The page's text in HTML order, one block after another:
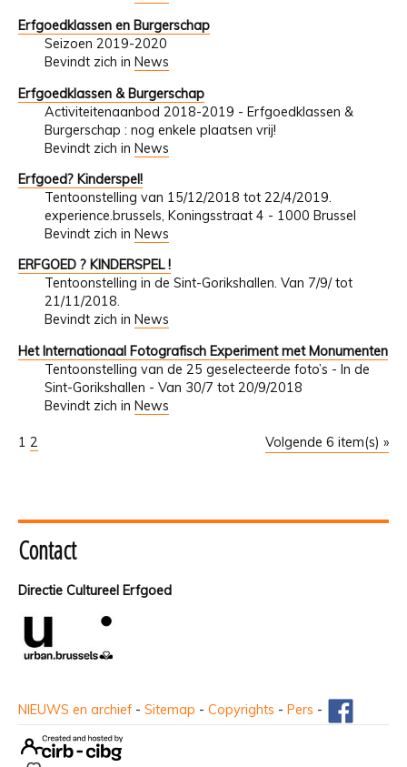
Erfgoedklassen en Burgerschap
Seizoen 2019-2020
Bevindt zich in News
Erfgoedklassen & Burgerschap
Activiteitenaanbod 2018-2019 - Erfgoedklassen &
Burgerschap : nog enkele plaatsen vrij!
Bevindt zich in News
Erfgoed? Kinderspel!
Tentoonstelling van 15/12/2018 tot 22/4/2019.
experience.brussels, Koningsstraat 4 - 1000 Brussel
Bevindt zich in News
ERFGOED ? KINDERSPEL !
Tentoonstelling in de Sint-Gorikshallen. Van 7/9/ tot
21/11/2018.
Bevindt zich in News
Het Internationaal Fotografisch Experiment met Monumenten
Tentoonstelling van de 25 geselecteerde foto’s - In de
Sint-Gorikshallen - Van 30/7 tot 20/9/2018
Bevindt zich in News
Volgende 6 item(s) »
1 2
Contact
Directie Cultureel Erfgoed
NIEUWS en archief - Sitemap - Copyrights - Pers -